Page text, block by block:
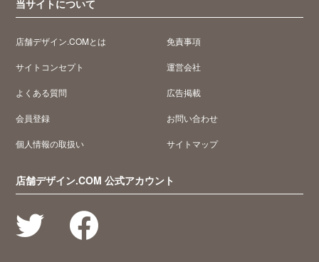
当サイトについて
店舗デザイン.COMとは
サイトコンセプト
よくある質問
会員登録
個人情報の取扱い
免責事項
運営会社
広告掲載
お問い合わせ
サイトマップ
店舗デザイン.COM 公式アカウント